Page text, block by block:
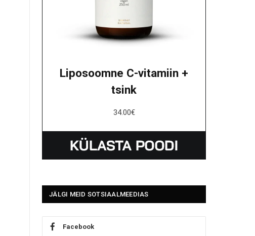
Liposoomne C-vitamiin +
tsink
34.00€
JÄLGI MEID SOTSIAALMEEDIAS
Facebook